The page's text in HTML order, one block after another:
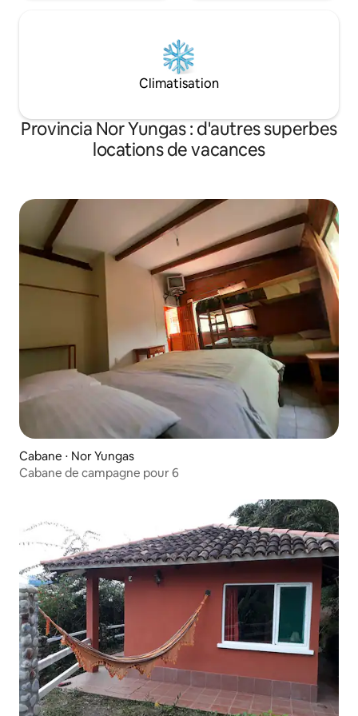
Climatisation
Provincia Nor Yungas : d'autres superbes
locations de vacances
Cabane ⋅ Nor Yungas
Cabane de campagne pour 6